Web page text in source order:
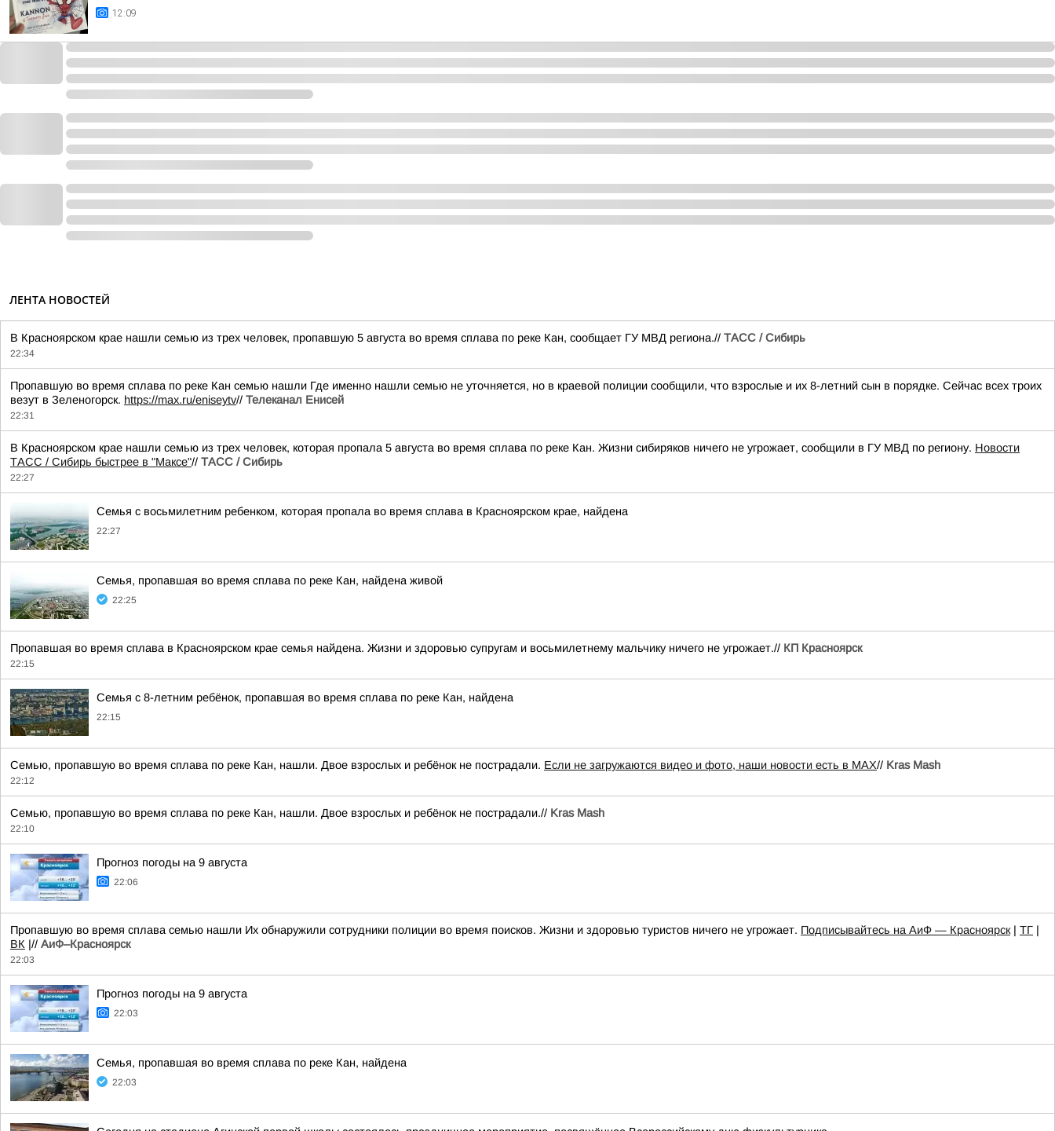
12:09
ЛЕНТА НОВОСТЕЙ
В Красноярском крае нашли семью из трех человек, пропавшую 5 августа во время сплава по реке Кан, сообщает ГУ МВД региона.// ТАСС / Сибирь
22:34
Пропавшую во время сплава по реке Кан семью нашли Где именно нашли семью не уточняется, но в краевой полиции сообщили, что взрослые и их 8-летний сын в порядке. Сейчас всех троих
везут в Зеленогорск. https://max.ru/eniseytv// Телеканал Енисей
22:31
В Красноярском крае нашли семью из трех человек, которая пропала 5 августа во время сплава по реке Кан. Жизни сибиряков ничего не угрожает, сообщили в ГУ МВД по региону. Новости
ТАСС / Сибирь быстрее в "Mаксе"// ТАСС / Сибирь
22:27
Семья с восьмилетним ребенком, которая пропала во время сплава в Красноярском крае, найдена
22:27
Семья, пропавшая во время сплава по реке Кан, найдена живой
22:25
Пропавшая во время сплава в Красноярском крае семья найдена. Жизни и здоровью супругам и восьмилетнему мальчику ничего не угрожает.// КП Красноярск
22:15
Семья с 8-летним ребёнок, пропавшая во время сплава по реке Кан, найдена
22:15
Семью, пропавшую во время сплава по реке Кан, нашли. Двое взрослых и ребёнок не пострадали. Если не загружаются видео и фото, наши новости есть в MAX// Kras Mash
22:12
Семью, пропавшую во время сплава по реке Кан, нашли. Двое взрослых и ребёнок не пострадали.// Kras Mash
22:10
Прогноз погоды на 9 августа
22:06
Пропавшую во время сплава семью нашли Их обнаружили сотрудники полиции во время поисков. Жизни и здоровью туристов ничего не угрожает. Подписывайтесь на АиФ — Красноярск| ТГ |
ВК |// АиФ–Красноярск
22:03
Прогноз погоды на 9 августа
22:03
Семья, пропавшая во время сплава по реке Кан, найдена
22:03